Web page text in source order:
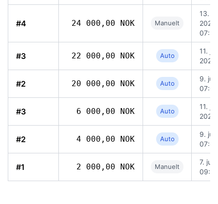
#4 24 000,00 NOK Manuelt
13.
2026,
07:20
#3 22 000,00 NOK Auto
11. juli
#2 20 000,00 NOK Auto
9.
07:00
#3 6 000,00 NOK Auto
11. juli
#2 4 000,00 NOK Auto
9.
07:00
#1 2 000,00 NOK Manuelt
7. juli
09:18